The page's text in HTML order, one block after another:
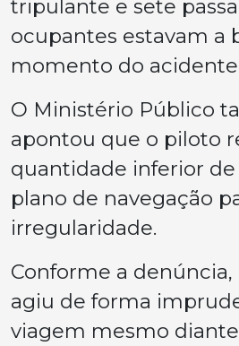
tripulante e sete
ocupantes estavam a
momento do
O Ministério Público
apontou que o piloto
quantidade inferior de
plano de navegação
irregularidade.
Conforme a
agiu de forma
viagem mesmo